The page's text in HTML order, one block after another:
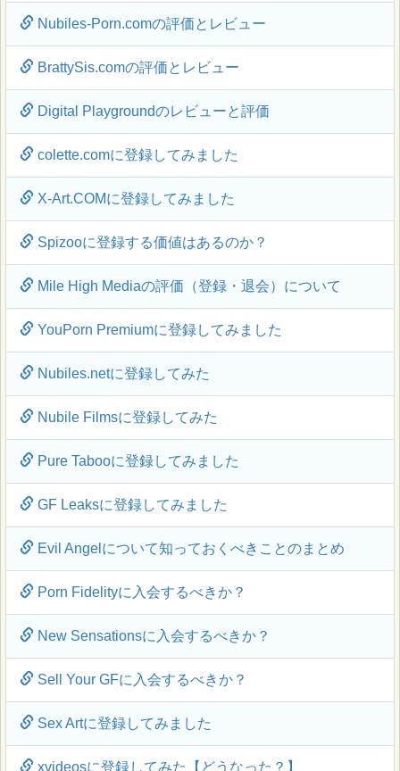
Nubiles-Porn.comの評価とレビュー
BrattySis.comの評価とレビュー
Digital Playgroundのレビューと評価
colette.comに登録してみました
X-Art.COMに登録してみました
Spizooに登録する価値はあるのか？
Mile High Mediaの評価（登録・退会）について
YouPorn Premiumに登録してみました
Nubiles.netに登録してみた
Nubile Filmsに登録してみた
Pure Tabooに登録してみました
GF Leaksに登録してみました
Evil Angelについて知っておくべきことのまとめ
Porn Fidelityに入会するべきか？
New Sensationsに入会するべきか？
Sell Your GFに入会するべきか？
Sex Artに登録してみました
xvideosに登録してみた【どうなった？】